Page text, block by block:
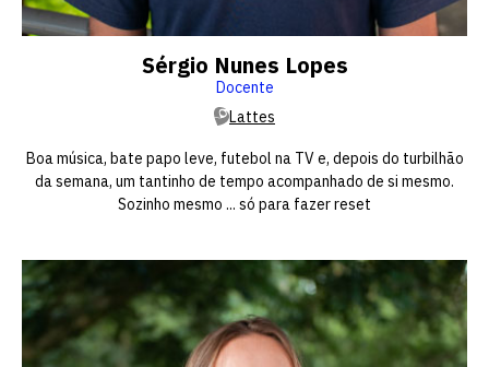
Sérgio Nunes Lopes
Docente
Lattes
Boa música, bate papo leve, futebol na TV e, depois do turbilhão
da semana, um tantinho de tempo acompanhado de si mesmo.
Sozinho mesmo ... só para fazer reset
quer concorrer:
vagas para início de curso